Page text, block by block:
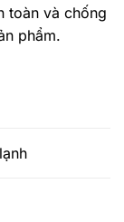
toàn và chống
phẩm.